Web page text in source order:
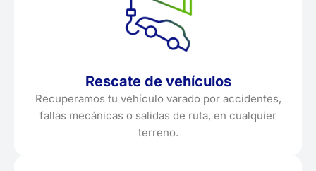
Rescate de vehículos
Recuperamos tu vehículo varado por accidentes,
fallas mecánicas o salidas de ruta, en cualquier
terreno.